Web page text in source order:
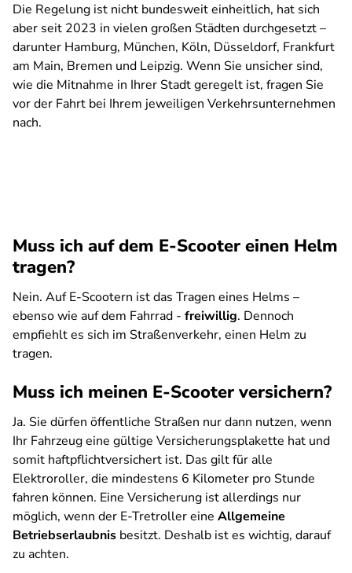
Die Regelung ist nicht bundesweit einheitlich, hat sich
aber seit 2023 in vielen großen Städten durchgesetzt –
darunter Hamburg, München, Köln, Düsseldorf, Frankfurt
am Main, Bremen und Leipzig. Wenn Sie unsicher sind,
wie die Mitnahme in Ihrer Stadt geregelt ist, fragen Sie
vor der Fahrt bei Ihrem jeweiligen Verkehrsunternehmen
nach.
Muss ich auf dem E-Scooter einen Helm
tragen?
Nein. Auf E-Scootern ist das Tragen eines Helms –
ebenso wie auf dem Fahrrad - freiwillig. Dennoch
empfiehlt es sich im Straßenverkehr, einen Helm zu
tragen.
Muss ich meinen E-Scooter versichern?
Ja. Sie dürfen öffentliche Straßen nur dann nutzen, wenn
Ihr Fahrzeug eine gültige Versicherungsplakette hat und
somit haftpflichtversichert ist. Das gilt für alle
Elektroroller, die mindestens 6 Kilometer pro Stunde
fahren können. Eine Versicherung ist allerdings nur
möglich, wenn der E-Tretroller eine Allgemeine
Betriebserlaubnis besitzt. Deshalb ist es wichtig, darauf
zu achten.